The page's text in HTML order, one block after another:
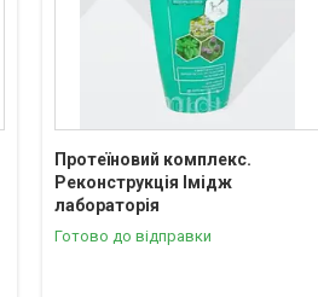
Протеїновий комплекс.
Реконструкція Імідж
лабораторія
Готово до відправки